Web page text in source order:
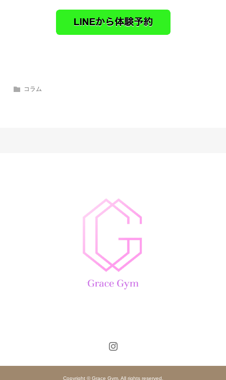
コラム
Copyright © Grace Gym. All rights reserved.